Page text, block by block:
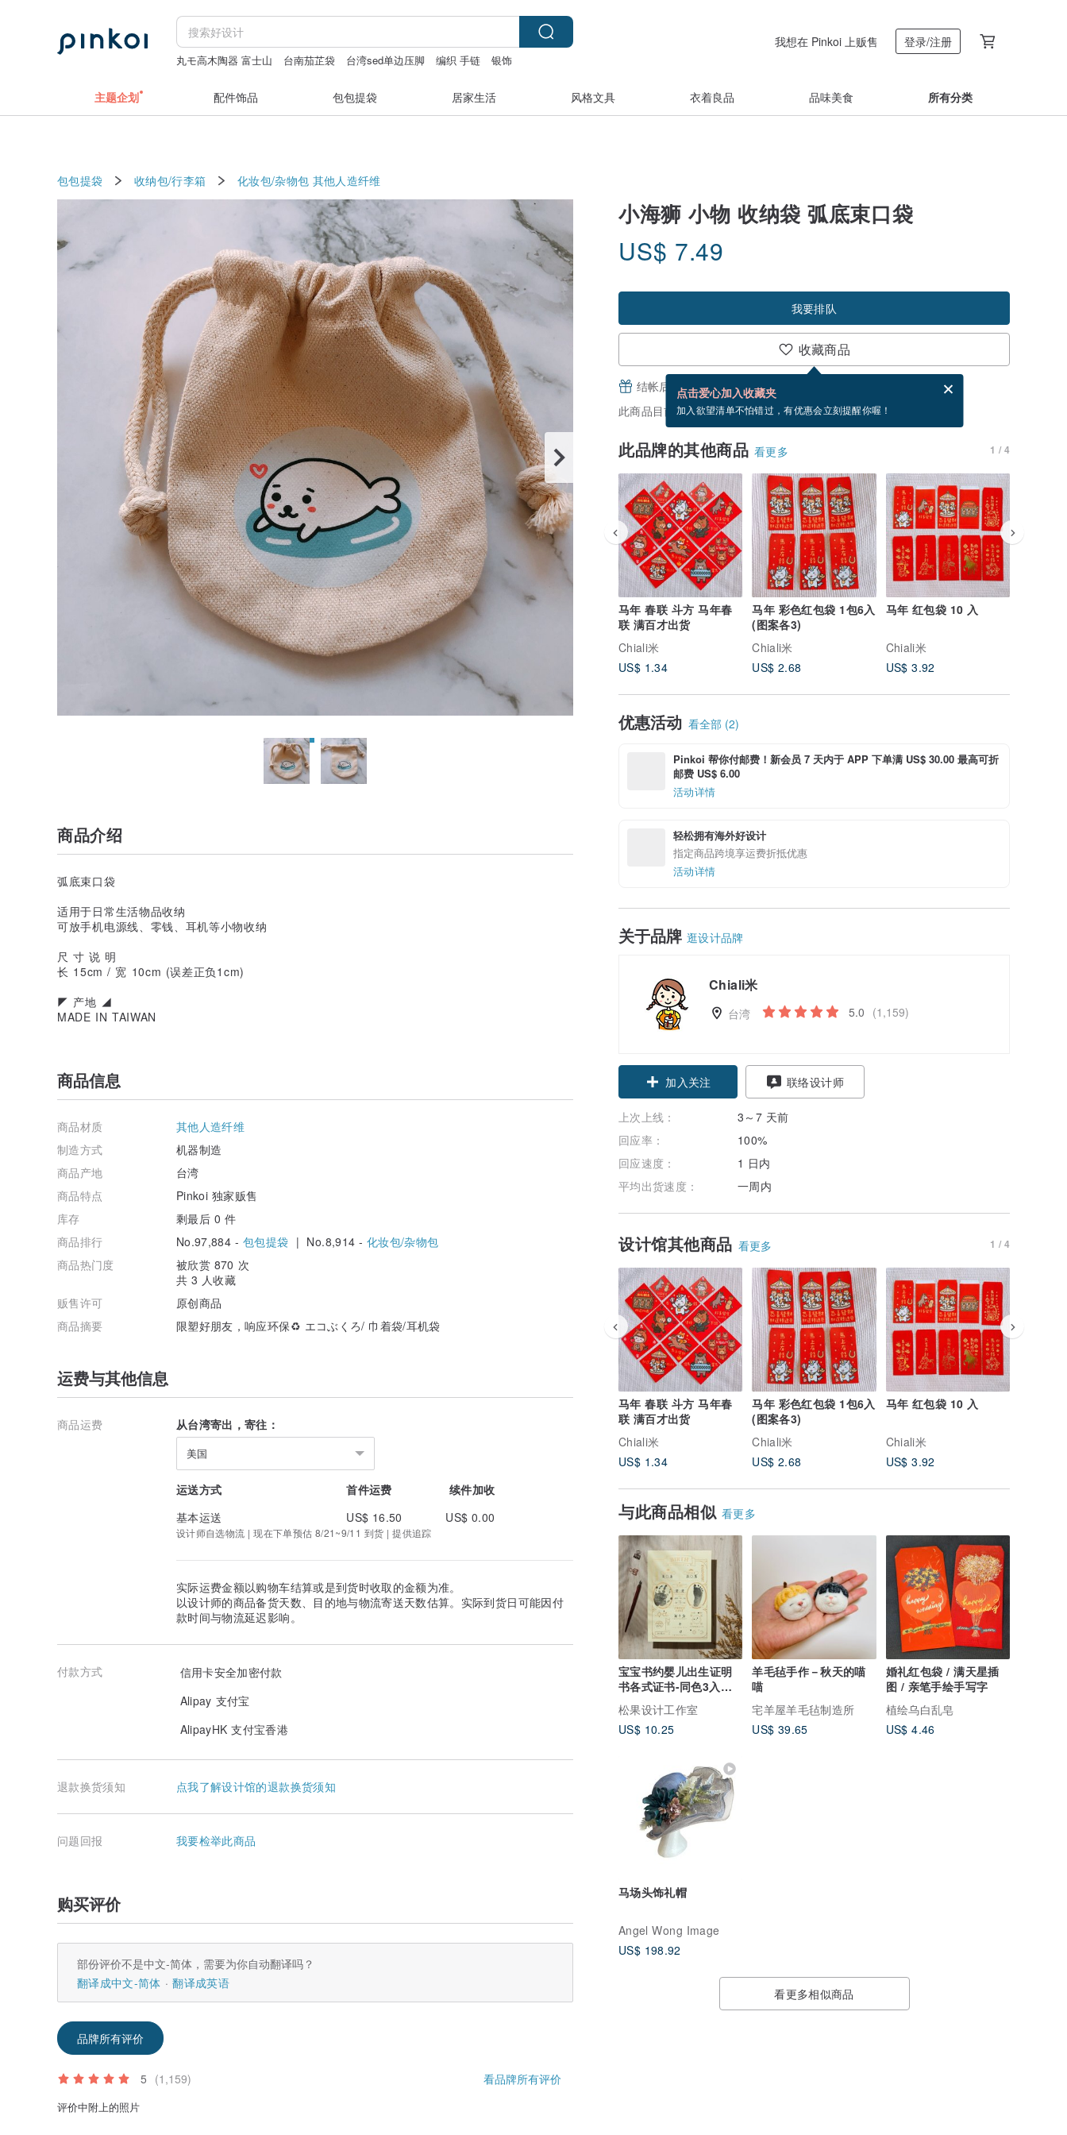
丸モ高木陶器 富士山 台南茄芷袋 台湾sed单边压脚 编织 手链
银饰
我想在 Pinkoi 上贩售 登录/注册
主题企划 配件饰品 包包提袋 居家生活 风格文具 衣着良品 品味美食 所有分类
包包提袋 收纳包/行李箱 化妆包/杂物包 其他人造纤维
小海狮 小物 收纳袋 弧底束口袋
US$ 7.49
我要排队
收藏商品
点击爱心加入收藏夹
加入欲望清单不怕错过，有优惠会立刻提醒你喔！
结帐后填写并分享，免费帮你寄送电子贺卡。
电子贺卡是什么？
此商品目前没现货，你可以按“我要排队”，当有货会主动发信通知你
此品牌的其他商品 看更多 1 / 4
马年 春联 斗方 马年春
联 满百才出货
Chiali米
US$ 1.34
马年 彩色红包袋 1包6入
(图案各3)
Chiali米
US$ 2.68
马年 红包袋 10 入
Chiali米
US$ 3.92
优惠活动 看全部 (2)
Pinkoi 帮你付邮费！新会员 7 天内于 APP 下单满 US$ 30.00 最高可折
邮费 US$ 6.00
活动详情
轻松拥有海外好设计
指定商品跨境享运费折抵优惠
活动详情
关于品牌 逛设计品牌
Chiali米
台湾 5.0 (1,159)
加入关注 联络设计师
上次上线：
3～7 天前
回应率：
100%
回应速度：
1 日内
平均出货速度：
一周内
设计馆其他商品 看更多 1 / 4
马年 春联 斗方 马年春
联 满百才出货
Chiali米
US$ 1.34
马年 彩色红包袋 1包6入
(图案各3)
Chiali米
US$ 2.68
马年 红包袋 10 入
Chiali米
US$ 3.92
与此商品相似 看更多
宝宝书约婴儿出生证明
书各式证书-同色3入一
组 快速出货
松果设计工作室
US$ 10.25
羊毛毡手作－秋天的喵
喵
宅羊屋羊毛毡制造所
US$ 39.65
婚礼红包袋 / 满天星插
图 / 亲笔手绘手写字
植绘乌白乱皂
US$ 4.46
马场头饰礼帽
Angel Wong Image
US$ 198.92
看更多相似商品
商品介绍
弧底束口袋
适用于日常生活物品收纳
可放手机电源线、零钱、耳机等小物收纳
尺 寸 说 明
长 15cm / 宽 10cm (误差正负1cm)
◤ 产地 ◢
MADE IN TAIWAN
商品信息
商品材质
其他人造纤维
制造方式
机器制造
商品产地
台湾
商品特点
Pinkoi 独家贩售
库存
剩最后 0 件
商品排行
No.97,884 - 包包提袋 | No.8,914 -化妆包/杂物包
商品热门度
被欣赏 870 次
共 3 人收藏
贩售许可
原创商品
商品摘要
限塑好朋友，响应环保♻️ エコぶくろ/ 巾着袋/耳机袋
运费与其他信息
商品运费 从台湾寄出，寄往：
美国
运送方式 首件运费
续件加收
基本运送
US$ 16.50 US$ 0.00
设计师自选物流 | 现在下单预估 8/21~9/11 到货 | 提供追踪
实际运费金额以购物车结算或是到货时收取的金额为准。
以设计师的商品备货天数、目的地与物流寄送天数估算。实际到货日可能因付
款时间与物流延迟影响。
付款方式
信用卡安全加密付款
Alipay 支付宝
AlipayHK 支付宝香港
退款换货须知 点我了解设计馆的退款换货须知
问题回报 我要检举此商品
购买评价
部份评价不是中文-简体，需要为你自动翻译吗？
翻译成中文-简体
翻译成英语
品牌所有评价
5 (1,159) 看品牌所有评价
评价中附上的照片